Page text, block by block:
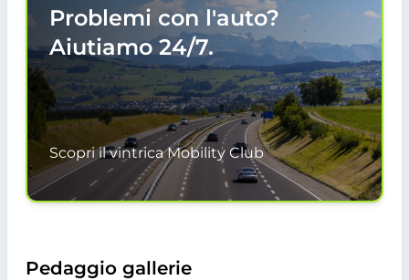
Problemi con l'auto?
Aiutiamo24/7.
Scopri il vintrica Mobility Club
Pedaggio gallerie